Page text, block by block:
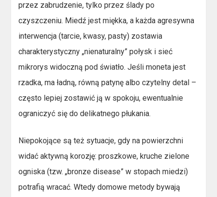
przez zabrudzenie, tylko przez ślady po
czyszczeniu. Miedź jest miękka, a każda agresywna
interwencja (tarcie, kwasy, pasty) zostawia
charakterystyczny „nienaturalny” połysk i sieć
mikrorys widoczną pod światło. Jeśli moneta jest
rzadka, ma ładną, równą patynę albo czytelny detal –
często lepiej zostawić ją w spokoju, ewentualnie
ograniczyć się do delikatnego płukania.
Niepokojące są też sytuacje, gdy na powierzchni
widać aktywną korozję: proszkowe, kruche zielone
ogniska (tzw. „bronze disease” w stopach miedzi)
potrafią wracać. Wtedy domowe metody bywają